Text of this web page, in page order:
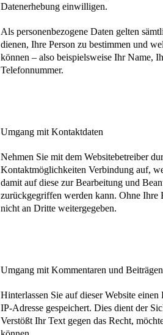
Datenerhebung einwilligen.
Als personenbezogene Daten gelten
dienen, Ihre Person zu bestimmen und
können – also beispielsweise Ihr Name,
Telefonnummer.
Umgang mit Kontaktdaten
Nehmen Sie mit dem Websitebetreiber
Kontaktmöglichkeiten Verbindung auf,
damit auf diese zur Bearbeitung und
zurückgegriffen werden kann. Ohne
nicht an Dritte weitergegeben.
Umgang mit Kommentaren und
Hinterlassen Sie auf dieser Website
IP-Adresse gespeichert. Dies dient der
Verstößt Ihr Text gegen das Recht,